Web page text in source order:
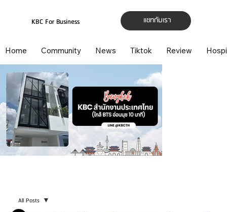
แชทกับเรา
KBC For Business
Home Community News Tiktok Review
All Posts